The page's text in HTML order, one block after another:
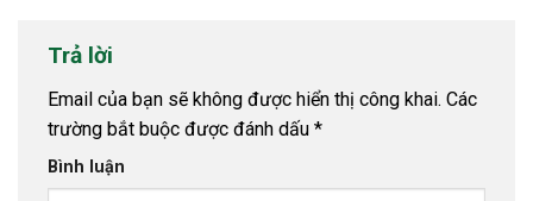
Trả lời
Email của bạn sẽ không được hiển thị công khai. Các
trường bắt buộc được đánh dấu *
Bình luận